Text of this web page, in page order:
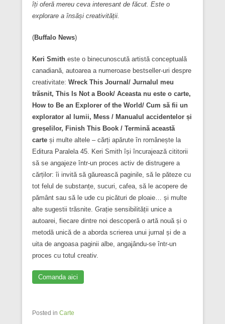
îți oferă mereu ceva interesant de făcut. Este o
explorare a însăși creativității.
(Buffalo News)
Keri Smith este o binecunoscută artistă conceptuală
canadiană, autoarea a numeroase bestseller-uri despre
creativitate: Wreck This Journal/ Jurnalul meu
trăsnit, This Is Not a Book/ Aceasta nu este o carte,
How to Be an Explorer of the World/ Cum să fii un
explorator al lumii, Mess / Manualul accidentelor și
greșelilor, Finish This Book / Termină această
carte și multe altele – cărți apărute în românește la
Editura Paralela 45. Keri Smith își încurajează cititorii
să se angajeze într-un proces activ de distrugere a
cărților: îi invită să găurească paginile, să le păteze cu
tot felul de substanțe, sucuri, cafea, să le acopere de
pământ sau să le ude cu picături de ploaie… și multe
alte sugestii trăsnite. Grație sensibilității unice a
autoarei, fiecare dintre noi descoperă o artă nouă și o
metodă unică de a aborda scrierea unui jurnal și de a
uita de angoasa paginii albe, angajându-se într-un
proces cu totul creativ.
Comanda aici
Posted in Carte